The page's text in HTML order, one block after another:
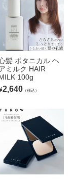
髪 ボタニカル ヘ
ミルク HAIR
100g
2,640（税込）